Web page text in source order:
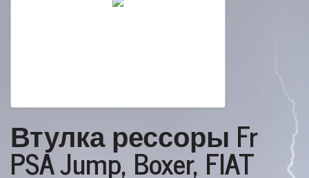
Втулка рессоры Fr
PSA Jump, Boxer, FIAT